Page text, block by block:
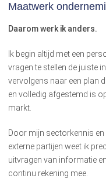
Maatwerk
Daarom werk ik anders.
Ik begin altijd met een
vragen te stellen de juiste
vervolgens naar een plan
en volledig afgestemd is
markt.
Door mijn sectorkennis
externe partijen weet ik
uitvragen van informatie
continu rekening mee.